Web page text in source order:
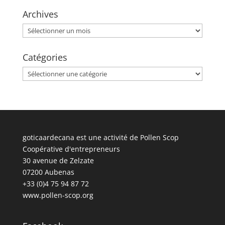
Archives
Archives
Catégories
Catégories
goticaardecana est une activité de Pollen Scop
Coopérative d'entrepreneurs
30 avenue de Zelzate
07200 Aubenas
+33 (0)4 75 94 87 72
www.pollen-scop.org